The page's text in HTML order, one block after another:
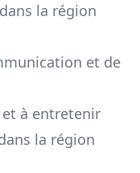
la région
et de
à entretenir
la région